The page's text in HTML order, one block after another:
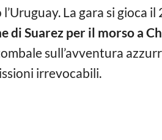
La gara si gioca
di Suarez per il morso a
sull’avventura
irrevocabili.